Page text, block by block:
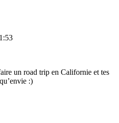
un road trip en Californie et tes
:)